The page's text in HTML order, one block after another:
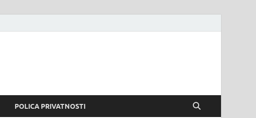
POLICA PRIVATNOSTI